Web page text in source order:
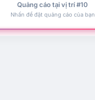
Quảng cáo tại vị trí #10
Nhấn để đặt quảng cáo của bạn